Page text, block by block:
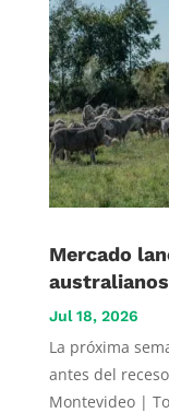
Mercado
Jul 18, 2026
La próxima
antes del
Montevideo |